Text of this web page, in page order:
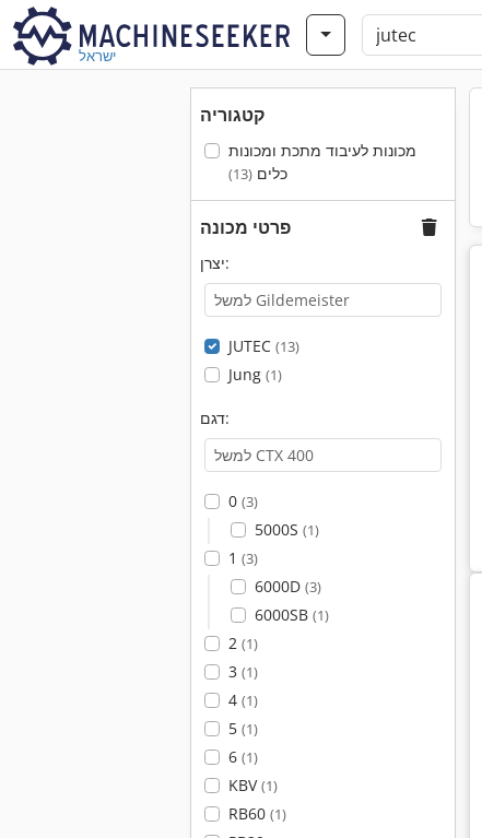
ישראל
קטגוריה
מכונות לעיבוד מתכת ומכונות
כלים(13)
פרטי מכונה
יצרן:
JUTEC (13)
Jung (1)
דגם:
0 (3)
5000S (1)
1 (3)
6000D (3)
6000SB (1)
2 (1)
3 (1)
4 (1)
5 (1)
6 (1)
KBV(1)
RB60 (1)